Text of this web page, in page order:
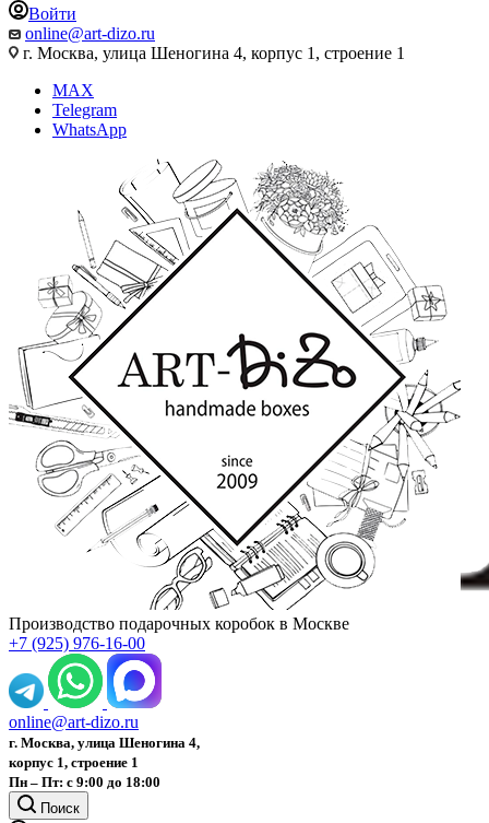
Войти
online@art-dizo.ru
г. Москва, улица Шеногина 4, корпус 1, строение 1
MAX
Telegram
WhatsApp
Производство подарочных коробок в Москве
+7 (925) 976-16-00
online@art-dizo.ru
г. Москва, улица Шеногина 4,
корпус 1, строение 1
Пн – Пт: с 9:00 до 18:00
Поиск